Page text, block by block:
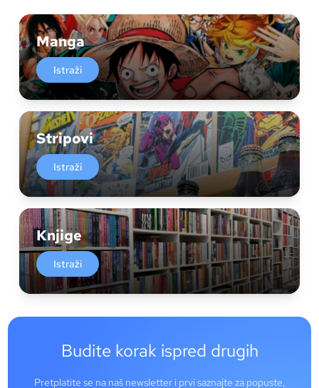
Manga
Istraži
Stripovi
Istraži
Knjige
Istraži
Budite korak ispred drugih
Pretplatite se na naš newsletter i prvi saznajte za popuste,